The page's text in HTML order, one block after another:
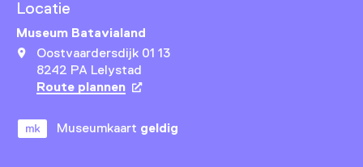
Locatie
Museum Batavialand
Oostvaardersdijk 01 13
8242 PA Lelystad
Route plannen Opent in een nieuw tabblad
Museumkaart geldig